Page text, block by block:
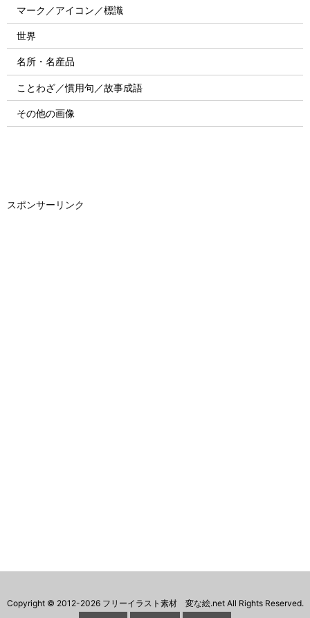
マーク／アイコン／標識
世界
名所・名産品
ことわざ／慣用句／故事成語
その他の画像
スポンサーリンク
Copyright © 2012-2026 フリーイラスト素材 変な絵.netAll Rights Reserved.